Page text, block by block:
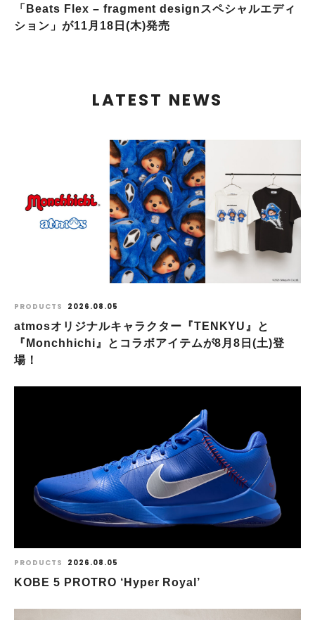
「Beats Flex – fragment designスペシャルエディ
ション」が11月18日(木)発売
LATEST NEWS
PRODUCTS 2026.08.05
atmosオリジナルキャラクター『TENKYU』と
『Monchhichi』とコラボアイテムが8月8日(土)登
場！
PRODUCTS 2026.08.05
KOBE 5 PROTRO ‘Hyper Royal’